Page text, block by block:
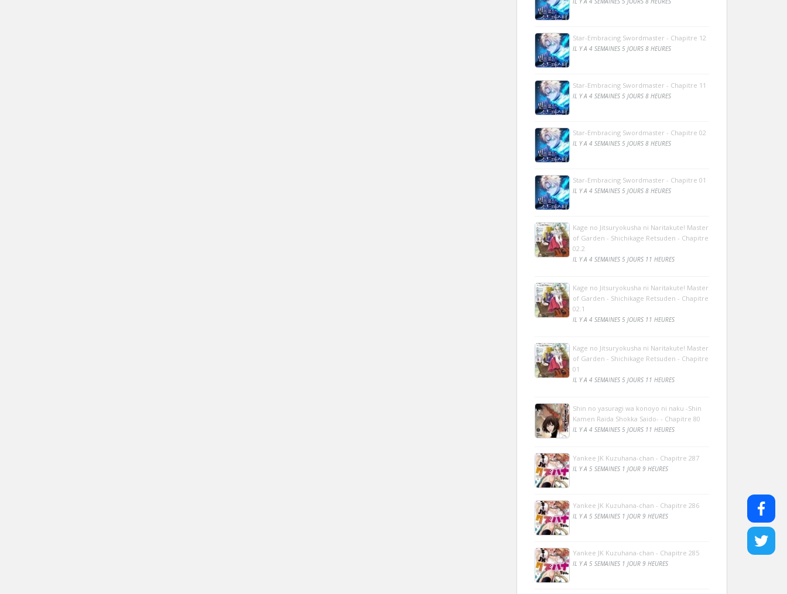
Star-Embracing Swordmaster - Chapitre 12
IL Y A 4 SEMAINES 5 JOURS 8 HEURES
Star-Embracing Swordmaster - Chapitre 11
IL Y A 4 SEMAINES 5 JOURS 8 HEURES
Star-Embracing Swordmaster - Chapitre 02
IL Y A 4 SEMAINES 5 JOURS 8 HEURES
Star-Embracing Swordmaster - Chapitre 01
IL Y A 4 SEMAINES 5 JOURS 8 HEURES
Kage no Jitsuryokusha ni Naritakute! Master
of Garden - Shichikage Retsuden - Chapitre
02.2
IL Y A 4 SEMAINES 5 JOURS 11 HEURES
Kage no Jitsuryokusha ni Naritakute! Master
of Garden - Shichikage Retsuden - Chapitre
02.1
IL Y A 4 SEMAINES 5 JOURS 11 HEURES
Kage no Jitsuryokusha ni Naritakute! Master
of Garden - Shichikage Retsuden - Chapitre
01
IL Y A 4 SEMAINES 5 JOURS 11 HEURES
Shin no yasuragi wa konoyo ni naku -Shin
Kamen Raida Shokka Saido- - Chapitre 80
IL Y A 4 SEMAINES 5 JOURS 11 HEURES
Yankee JK Kuzuhana-chan - Chapitre 287
IL Y A 5 SEMAINES 1 JOUR 9 HEURES
Yankee JK Kuzuhana-chan - Chapitre 286
IL Y A 5 SEMAINES 1 JOUR 9 HEURES
Yankee JK Kuzuhana-chan - Chapitre 285
IL Y A 5 SEMAINES 1 JOUR 9 HEURES